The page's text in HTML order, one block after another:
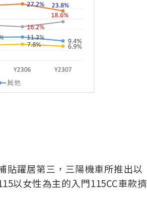
貼躍居第三，三陽機車所推出以
以女性為主的入門115CC車款擠